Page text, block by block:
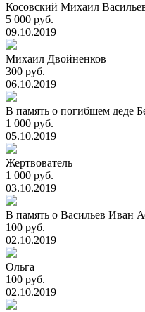
Косовский Михаил
5 000 руб.
09.10.2019
Михаил Двойненков
300 руб.
06.10.2019
В память о погибшем деде
1 000 руб.
05.10.2019
Жертвователь
1 000 руб.
03.10.2019
В память о Васильев Иван
100 руб.
02.10.2019
Ольга
100 руб.
02.10.2019